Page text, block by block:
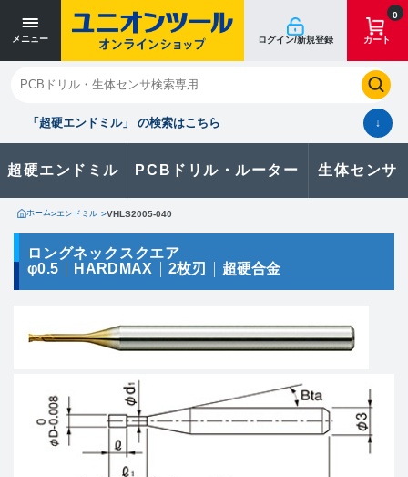
メニュー ログイン/新規登録
0
カート
「超硬エンドミル」 の検索はこちら ↓
超硬エンドミル PCBドリル・ルーター 生体センサ
閉じる
お気に入り クイックオーダー 購入履歴
製品に関するお問い合わせはこちら
お問い合わせ
カタログ一覧
ホーム>エンドミル >VHLS2005-040
ロングネックスクエア
φ0.5
HARDMAX 2枚刃 超硬合金
寸法単位 [mm]
寸法単位 [mm]